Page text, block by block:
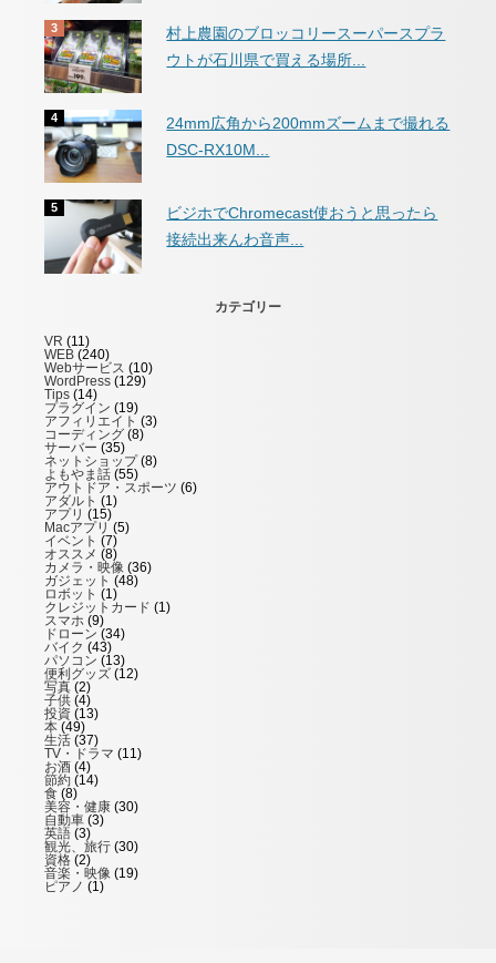
村上農園のブロッコリースーパースプラ
ウトが石川県で買える場所...
24mm広角から200mmズームまで撮れる
DSC-RX10M...
ビジホでChromecast使おうと思ったら
接続出来んわ音声...
カテゴリー
VR (11)
WEB (240)
Webサービス (10)
WordPress (129)
Tips (14)
プラグイン (19)
アフィリエイト (3)
コーディング (8)
サーバー (35)
ネットショップ(8)
よもやま話 (55)
アウトドア・スポーツ (6)
アダルト (1)
アプリ (15)
Macアプリ (5)
イベント (7)
オススメ (8)
カメラ・映像 (36)
ガジェット (48)
ロボット (1)
クレジットカード (1)
スマホ (9)
ドローン (34)
バイク (43)
パソコン (13)
便利グッズ (12)
写真 (2)
子供 (4)
投資 (13)
本 (49)
生活 (37)
TV・ドラマ (11)
お酒 (4)
節約 (14)
食 (8)
美容・健康 (30)
自動車 (3)
英語 (3)
観光、旅行 (30)
資格 (2)
音楽・映像 (19)
ピアノ (1)